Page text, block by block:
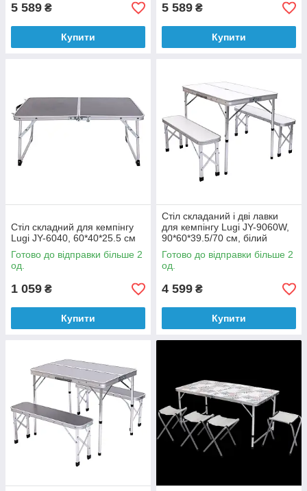
5 589 ₴
Купити
5 589 ₴
Купити
Стіл складний для кемпінгу
Lugi JY-6040, 60*40*25.5 см
Готово до відправки більше 2
од.
1 059 ₴
Купити
Стіл складаний і дві лавки
для кемпінгу Lugi JY-9060W,
90*60*39.5/70 см, білий
Готово до відправки більше 2
од.
4 599 ₴
Купити